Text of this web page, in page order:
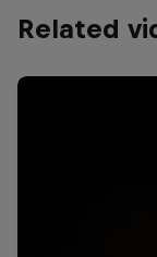
Related